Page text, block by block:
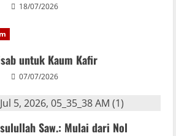
18/07/2026
untuk Kaum Kafir
07/07/2026
Saw.: Mulai dari Nol